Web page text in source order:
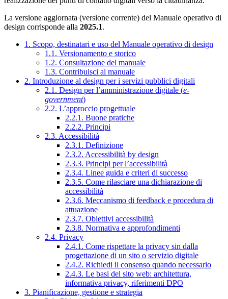
La versione aggiornata (versione corrente) del Manuale operativo di
design corrisponde alla 2025.1.
1. Scopo, destinatari e uso del Manuale operativo di design
1.1. Versionamento e storico
1.2. Consultazione del manuale
1.3. Contribuisci al manuale
2. Introduzione al design per i servizi pubblici digitali
2.1. Design per l’amministrazione digitale (e-
government)
2.2. L’approccio progettuale
2.2.1. Buone pratiche
2.2.2. Principi
2.3. Accessibilità
2.3.1. Definizione
2.3.2. Accessibilità by design
2.3.3. Principi per l’accessibilità
2.3.4. Linee guida e criteri di successo
2.3.5. Come rilasciare una dichiarazione di
accessibilità
2.3.6. Meccanismo di feedback e procedura di
attuazione
2.3.7. Obiettivi accessibilità
2.3.8. Normativa e approfondimenti
2.4. Privacy
2.4.1. Come rispettare la privacy sin dalla
progettazione di un sito o servizio digitale
2.4.2. Richiedi il consenso quando necessario
2.4.3. Le basi del sito web: architettura,
informativa privacy, riferimenti DPO
3. Pianificazione, gestione e strategia